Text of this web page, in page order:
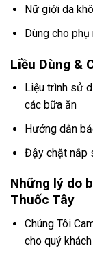
Nữ giới da
Dùng cho
Liều Dùng &
Liệu trình sử
các bữa ăn
Hướng dẫn
Đậy chặt nắp
Những lý do
Thuốc Tây
Chúng Tôi
cho quý